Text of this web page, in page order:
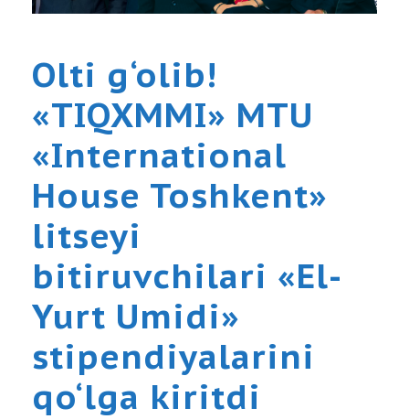
Olti g‘olib!
«TIQXMMI» MTU
«International
House Toshkent»
litseyi
bitiruvchilari «El-
Yurt Umidi»
stipendiyalarini
qo‘lga kiritdi